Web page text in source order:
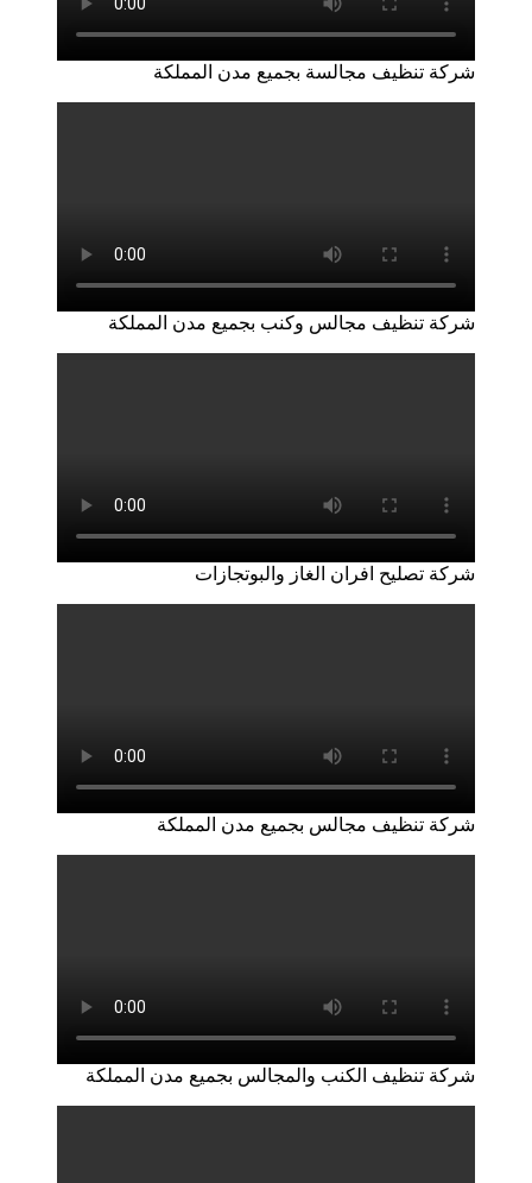
شركة تنظيف مجالسة بجميع مدن المملكة
شركة تنظيف مجالس وكنب بجميع مدن المملكة
شركة تصليح افران الغاز والبوتجازات
شركة تنظيف مجالس بجميع مدن المملكة
شركة تنظيف الكنب والمجالس بجميع مدن المملكة